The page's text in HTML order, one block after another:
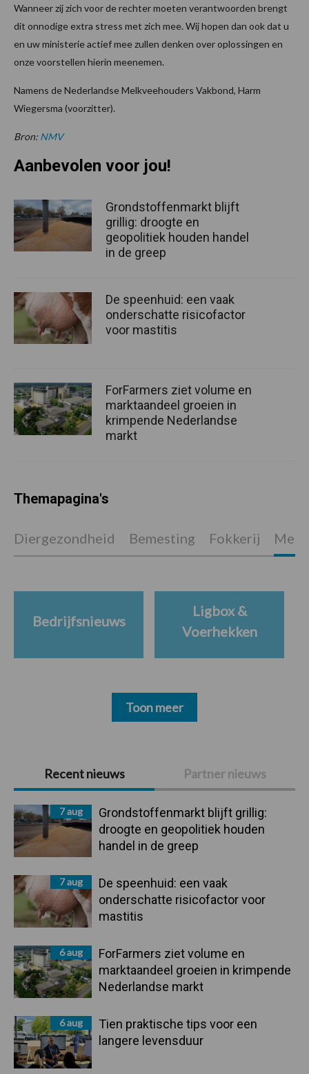
Wanneer zij zich voor de rechter moeten verantwoorden brengt
dit onnodige extra stress met zich mee. Wij hopen dan ook dat u
en uw ministerie actief mee zullen denken over oplossingen en
onze voorstellen hierin meenemen.
Namens de Nederlandse Melkveehouders Vakbond, Harm
Wiegersma (voorzitter).
Bron: NMV
Primaire
Sidebar
Recent nieuws Partner nieuws
7 aug
Grondstoffenmarkt blijft grillig:
droogte en geopolitiek houden
handel in de greep
7 aug
De speenhuid: een vaak
onderschatte risicofactor voor
mastitis
6 aug
ForFarmers ziet volume en
marktaandeel groeien in krimpende
Nederlandse markt
6 aug
Tien praktische tips voor een
langere levensduur
Aanbevolen voor jou!
Grondstoffenmarkt blijft
grillig: droogte en
geopolitiek houden handel
in de greep
De speenhuid: een vaak
onderschatte risicofactor
voor mastitis
ForFarmers ziet volume en
marktaandeel groeien in
krimpende Nederlandse
markt
Themapagina's
Diergezondheid Bemesting Fokkerij
Bedrijfsnieuws
Ligbox &
Voerhekken
Toon meer